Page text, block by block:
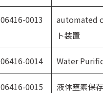
06416-0013
automated
ト装置
06416-0014 Water
06416-0015 液体窒素保